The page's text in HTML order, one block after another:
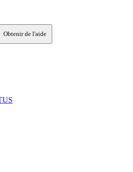
Obtenir de l'aide